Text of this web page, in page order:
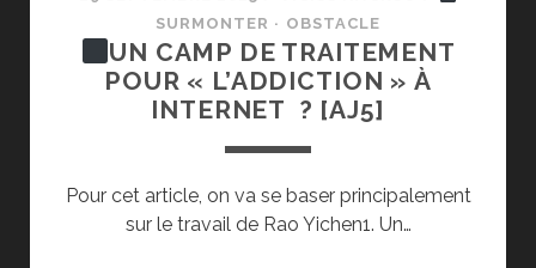
SURMONTER · OBSTACLE
UN CAMP DE TRAITEMENT
POUR « L’ADDICTION » À
INTERNET ? [AJ5]
Pour cet article, on va se baser principalement
sur le travail de Rao Yichen1. Un…